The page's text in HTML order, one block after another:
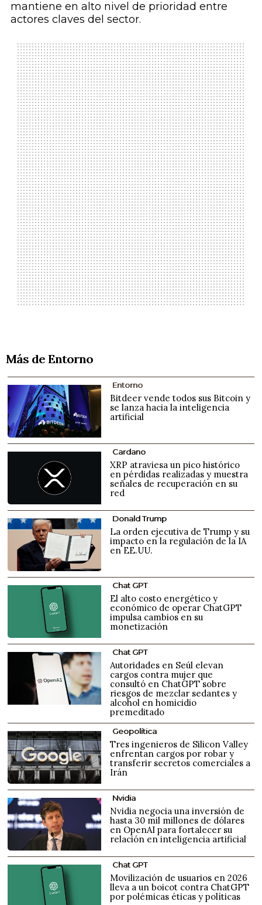
mantiene en alto nivel de prioridad entre
actores claves del sector.
Más de Entorno
Entorno
Bitdeer vende todos sus Bitcoin y
se lanza hacia la inteligencia
artificial
Cardano
XRP atraviesa un pico histórico
en pérdidas realizadas y muestra
señales de recuperación en su
red
Donald Trump
La orden ejecutiva de Trump y su
impacto en la regulación de la IA
en EE.UU.
Chat GPT
El alto costo energético y
económico de operar ChatGPT
impulsa cambios en su
monetización
Chat GPT
Autoridades en Seúl elevan
cargos contra mujer que
consultó en ChatGPT sobre
riesgos de mezclar sedantes y
alcohol en homicidio
premeditado
Geopolítica
Tres ingenieros de Silicon Valley
enfrentan cargos por robar y
transferir secretos comerciales a
Irán
Nvidia
Nvidia negocia una inversión de
hasta 30 mil millones de dólares
en OpenAI para fortalecer su
relación en inteligencia artificial
Chat GPT
Movilización de usuarios en 2026
lleva a un boicot contra ChatGPT
por polémicas éticas y políticas